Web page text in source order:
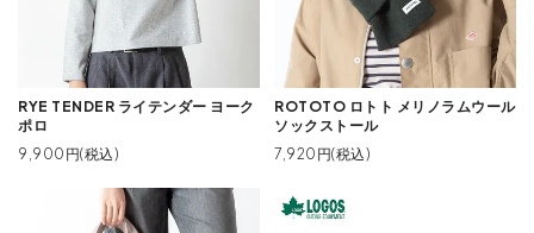
RYE TENDER ライテンダー ヨーク
ポロ
9,900円(税込)
ROTOTO ロトト メリノラムウール
ソックストール
7,920円(税込)